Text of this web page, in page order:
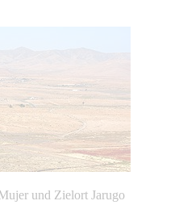
und Zielort Jarugo